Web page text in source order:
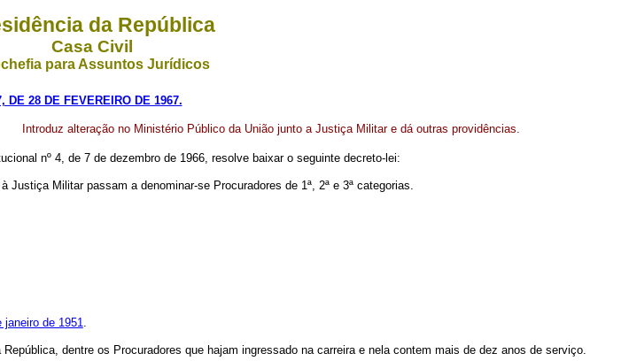
da República
Casa Civil
para Assuntos Jurídicos
DE 28 DE FEVEREIRO DE 1967.
Introduz alteração no Ministério Público da União junto a Justiça Militar e dá outras providências.
nº 4, de 7 de dezembro de 1966, resolve baixar o seguinte decreto-lei:
Militar passam a denominar-se Procuradores de 1ª, 2ª e 3ª categorias.
janeiro de 1951.
dentre os Procuradores que hajam ingressado na carreira e nela contem mais de dez anos de serviço.